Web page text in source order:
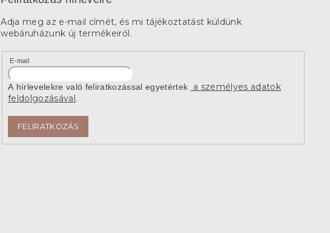
Adja meg az e-mail címét, és mi tájékoztatást küldünk
webáruházunk új termékeiről.
E-mail
A hírlevelekre való feliratkozással egyetértek
a személyes adatok
feldolgozásával
FELIRATKOZÁS